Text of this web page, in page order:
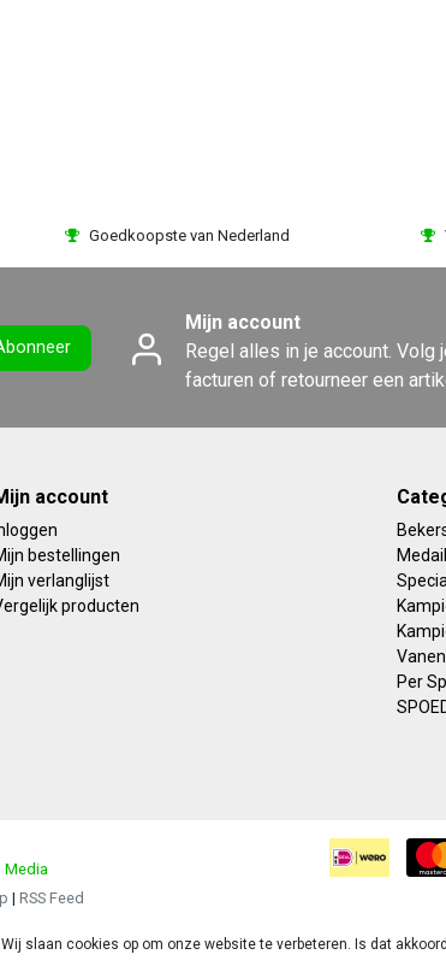
Goedkoopste van Nederland
Mijn account
Regel alles in je account. Volg
facturen of retourneer een
account
bestellingen
verlanglijst
producten
Per
Media
| RSS Feed
Wij slaan cookies op om onze website te verbeteren. Is dat